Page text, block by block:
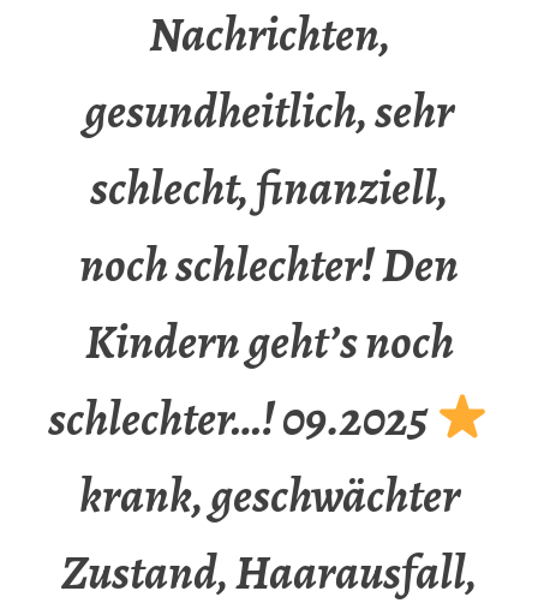
Nachrichten,
gesundheitlich, sehr
schlecht, finanziell,
noch schlechter! Den
Kindern geht’s noch
schlechter…! 09.2025
krank, geschwächter
Zustand, Haarausfall,